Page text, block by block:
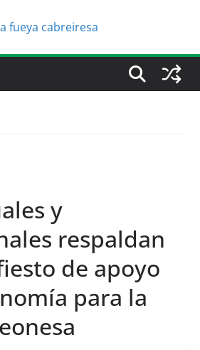
y
respaldan
de apoyo
para la